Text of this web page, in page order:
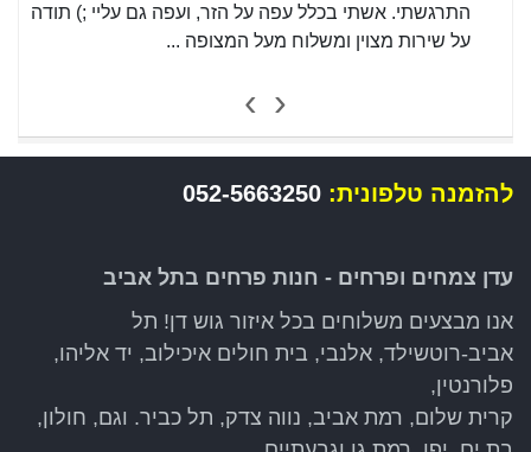
התרגשתי. אשתי בכלל עפה על הזר, ועפה גם עליי ;) תודה
על שירות מצוין ומשלוח מעל המצופה ...
‹
›
להזמנה טלפונית: 052-5663250
עדן צמחים ופרחים - חנות פרחים בתל אביב
אנו מבצעים משלוחים בכל איזור גוש דן! תל
אביב-רוטשילד, אלנבי, בית חולים איכילוב, יד אליהו,
פלורנטין,
קרית שלום, רמת אביב, נווה צדק, תל כביר. וגם, חולון,